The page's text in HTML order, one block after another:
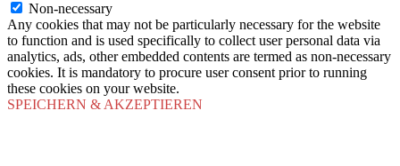
Non-necessary
Any cookies that may not be particularly necessary for the website
to function and is used specifically to collect user personal data via
analytics, ads, other embedded contents are termed as non-necessary
cookies. It is mandatory to procure user consent prior to running
these cookies on your website.
SPEICHERN & AKZEPTIEREN